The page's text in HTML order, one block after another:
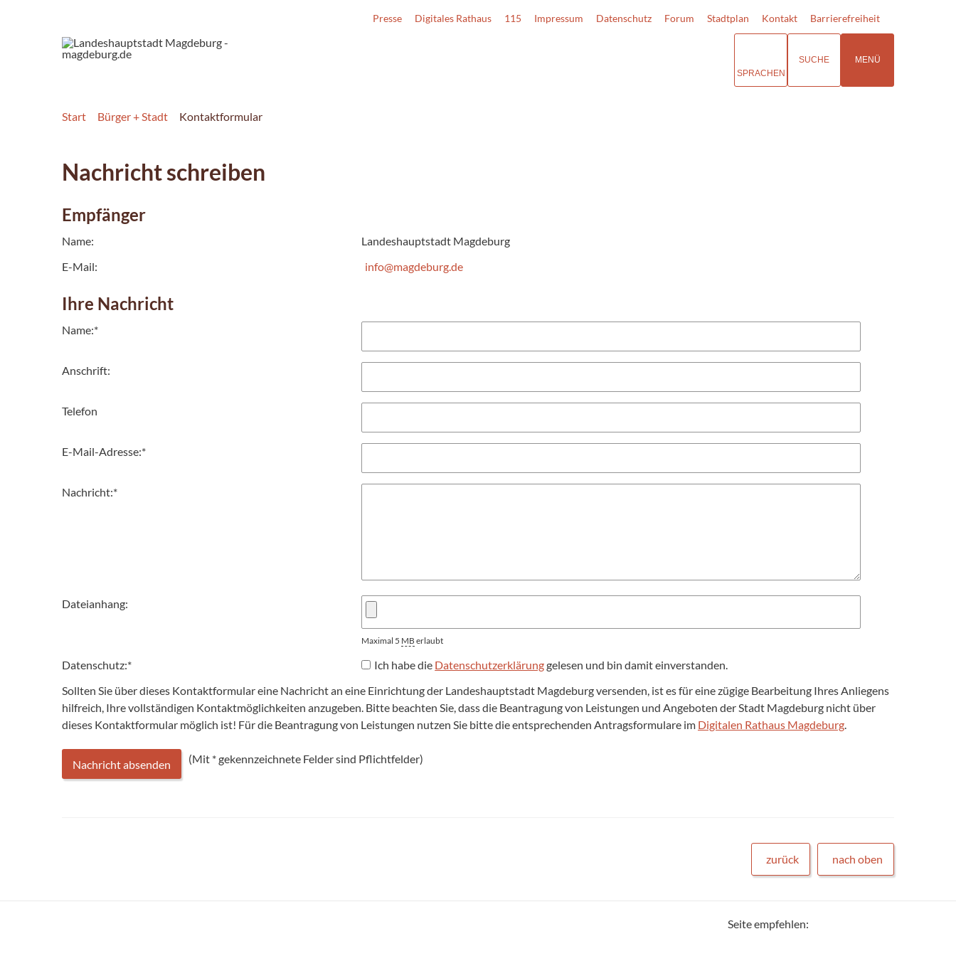
Presse Digitales Rathaus 115 Impressum Datenschutz Forum Stadtplan Kontakt Barrierefreiheit
SPRACHEN
SUCHE MENÜ
Start Bürger + Stadt Kontaktformular
Nachricht schreiben
Empfänger
Name:
Landeshauptstadt Magdeburg
E-Mail:
info@magdeburg.de
Ihre Nachricht
Name:*
Anschrift:
Telefon
E-Mail-Adresse:*
Nachricht:*
Dateianhang:
Maximal 5 MB erlaubt
Datenschutz:* Ich habe die Datenschutzerklärunggelesen und bin damit einverstanden.
Sollten Sie über dieses Kontaktformular eine Nachricht an eine Einrichtung der Landeshauptstadt Magdeburg versenden, ist es für eine zügige Bearbeitung Ihres Anliegens
hilfreich, Ihre vollständigen Kontaktmöglichkeiten anzugeben. Bitte beachten Sie, dass die Beantragung von Leistungen und Angeboten der Stadt Magdeburg nicht über
dieses Kontaktformular möglich ist! Für die Beantragung von Leistungen nutzen Sie bitte die entsprechenden Antragsformulare im Digitalen Rathaus Magdeburg
(Mit *gekennzeichnete Felder sind Pflichtfelder)
zurück nach oben
Seite empfehlen: